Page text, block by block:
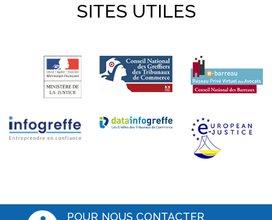
SITES UTILES
POUR NOUS CONTACTER